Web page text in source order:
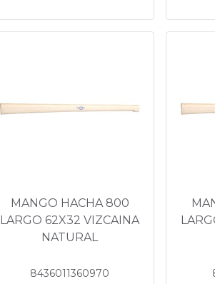
MANGO HACHA 800
LARGO 62X32 VIZCAINA
NATURAL
8436011360970